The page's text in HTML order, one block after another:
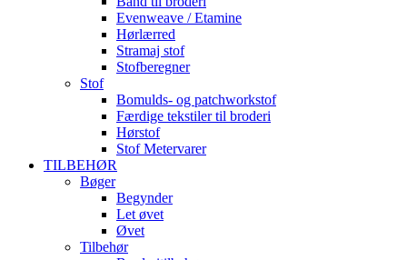
Evenweave / Etamine
Hørlærred
Stramaj stof
Stofberegner
Stof
Bomulds- og patchworkstof
Færdige tekstiler til broderi
Hørstof
Stof Metervarer
TILBEHØR
Bøger
Begynder
Let øvet
Øvet
Tilbehør